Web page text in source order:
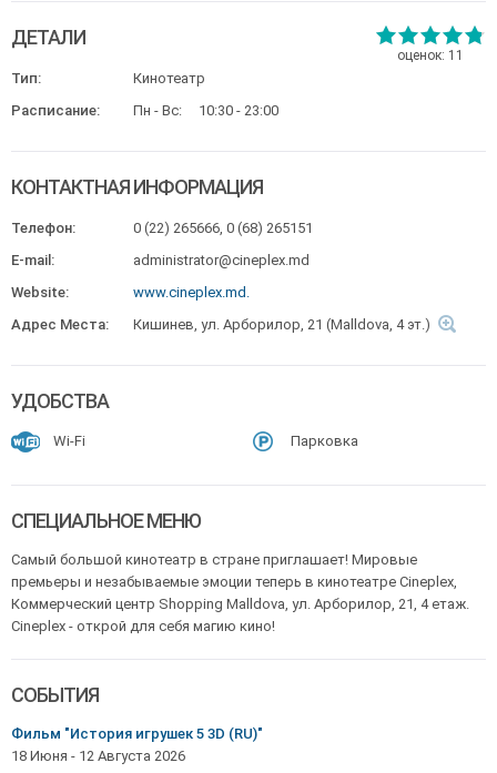
оценок: 11
ДЕТАЛИ
Тип:
Кинотеатр
Расписание:
Пн - Вс: 10:30 - 23:00
КОНТАКТНАЯ ИНФОРМАЦИЯ
Телефон:
0 (22) 265666, 0 (68) 265151
E-mail:
administrator@cineplex.md
Website:
www.cineplex.md.
Адрес Места:
Кишинев, ул. Арборилор, 21 (Malldova, 4 эт.)
УДОБСТВА
Wi-Fi Парковка
СПЕЦИАЛЬНОЕ МЕНЮ
Самый большой кинотеатр в стране приглашает! Мировые
премьеры и незабываемые эмоции теперь в кинотеатре Cineplex,
Коммерческий центр Shopping Malldova, ул. Арборилор, 21, 4 етаж.
Cineplex - открой для себя магию кино!
СОБЫТИЯ
Фильм "История игрушек 5 3D (RU)"
18 Июня - 12 Августа 2026